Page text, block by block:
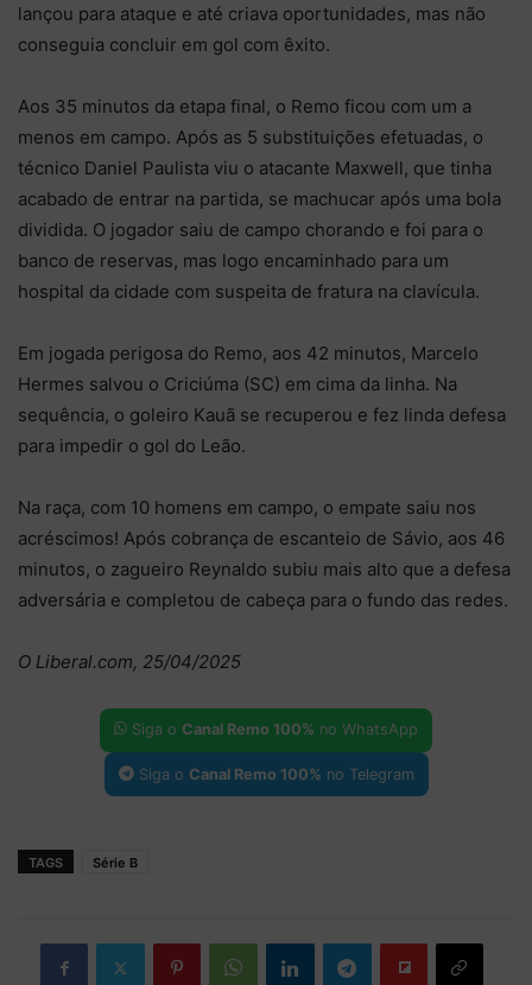
lançou para ataque e até criava oportunidades, mas não
conseguia concluir em gol com êxito.
Aos 35 minutos da etapa final, o Remo ficou com um a
menos em campo. Após as 5 substituições efetuadas, o
técnico Daniel Paulista viu o atacante Maxwell, que tinha
acabado de entrar na partida, se machucar após uma bola
dividida. O jogador saiu de campo chorando e foi para o
banco de reservas, mas logo encaminhado para um
hospital da cidade com suspeita de fratura na clavícula.
Em jogada perigosa do Remo, aos 42 minutos, Marcelo
Hermes salvou o Criciúma (SC) em cima da linha. Na
sequência, o goleiro Kauã se recuperou e fez linda defesa
para impedir o gol do Leão.
Na raça, com 10 homens em campo, o empate saiu nos
acréscimos! Após cobrança de escanteio de Sávio, aos 46
minutos, o zagueiro Reynaldo subiu mais alto que a defesa
adversária e completou de cabeça para o fundo das redes.
O Liberal.com, 25/04/2025
Siga o Canal Remo 100% no WhatsApp
Siga o Canal Remo 100% no Telegram
TAGS Série B